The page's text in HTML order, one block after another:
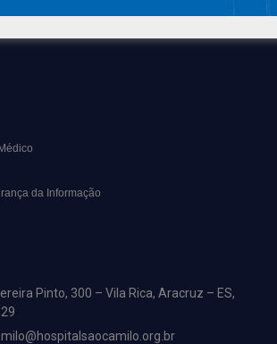
da Informação
Pinto, 300 – Vila Rica, Aracruz – ES,